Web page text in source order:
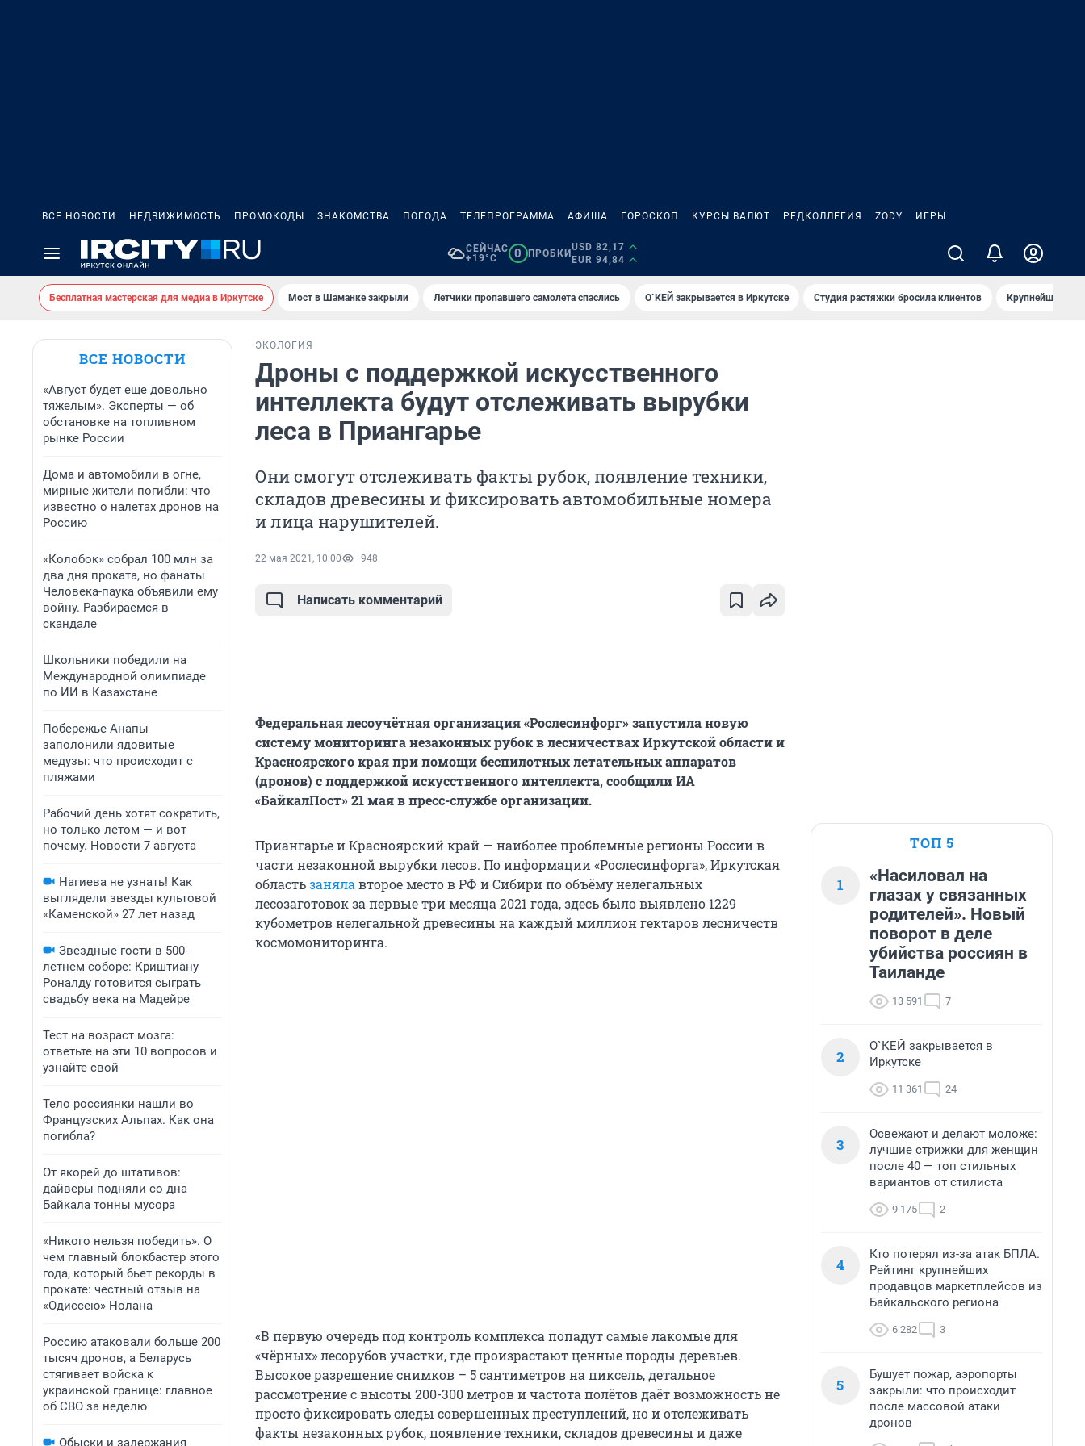
ВСЕ НОВОСТИ НЕДВИЖИМОСТЬ ПРОМОКОДЫ ЗНАКОМСТВА ПОГОДА ТЕЛЕПРОГРАММА АФИША ГОРОСКОП КУРСЫ ВАЛЮТ РЕДКОЛЛЕГИЯ ZODY ИГРЫ
СЕЙЧАС
+19°C
0 ПРОБКИ
USD 82,17
EUR 94,84
Бесплатная мастерская для медиа в Иркутске Мост в Шаманке закрыли Летчики пропавшего самолета спаслись О`КЕЙ закрывается в Иркутске Студия растяжки бросила клиентов Крупнейшие
ВСЕ НОВОСТИ
«Август будет еще довольно
тяжелым». Эксперты — об
обстановке на топливном
рынке России
Дома и автомобили в огне,
мирные жители погибли: что
известно о налетах дронов на
Россию
«Колобок» собрал 100 млн за
два дня проката, но фанаты
Человека-паука объявили ему
войну. Разбираемся в
скандале
Школьники победили на
Международной олимпиаде
по ИИ в Казахстане
Побережье Анапы
заполонили ядовитые
медузы: что происходит с
пляжами
Рабочий день хотят сократить,
но только летом — и вот
почему. Новости 7 августа
Нагиева не узнать! Как
выглядели звезды культовой
«Каменской» 27 лет назад
Звездные гости в 500-
летнем соборе: Криштиану
Роналду готовится сыграть
свадьбу века на Мадейре
Тест на возраст мозга:
ответьте на эти 10 вопросов и
узнайте свой
Тело россиянки нашли во
Французских Альпах. Как она
погибла?
От якорей до штативов:
дайверы подняли со дна
Байкала тонны мусора
«Никого нельзя победить». О
чем главный блокбастер этого
года, который бьет рекорды в
прокате: честный отзыв на
«Одиссею» Нолана
Россию атаковали больше 200
тысяч дронов, а Беларусь
стягивает войска к
украинской границе: главное
об СВО за неделю
Обыски и задержания
ЭКОЛОГИЯ
Дроны с поддержкой искусственного
интеллекта будут отслеживать вырубки
леса в Приангарье
Они смогут отслеживать факты рубок, появление техники,
складов древесины и фиксировать автомобильные номера
и лица нарушителей.
22 мая 2021, 10:00 948
Написать комментарий
Федеральная лесоучётная организация «Рослесинфорг» запустила новую
систему мониторинга незаконных рубок в лесничествах Иркутской области и
Красноярского края при помощи беспилотных летательных аппаратов
(дронов) с поддержкой искусственного интеллекта, сообщили ИА
«БайкалПост» 21 мая в пресс-службе организации.
Приангарье и Красноярский край — наиболее проблемные регионы России в
части незаконной вырубки лесов. По информации «Рослесинфорга», Иркутская
областьзаняла второе место в РФ и Сибири по объёму нелегальных
лесозаготовок за первые три месяца 2021 года, здесь было выявлено 1229
кубометров нелегальной древесины на каждый миллион гектаров лесничеств
космомониторинга.
«В первую очередь под контроль комплекса попадут самые лакомые для
«чёрных» лесорубов участки, где произрастают ценные породы деревьев.
Высокое разрешение снимков – 5 сантиметров на пиксель, детальное
рассмотрение с высоты 200-300 метров и частота полётов даёт возможность не
просто фиксировать следы совершенных преступлений, но и отслеживать
факты незаконных рубок, появление техники, складов древесины и даже
ТОП 5
1
«Насиловал на
глазах у связанных
родителей». Новый
поворот в деле
убийства россиян в
Таиланде
13 591 7
2
О`КЕЙ закрывается в
Иркутске
11 361 24
3
Освежают и делают моложе:
лучшие стрижки для женщин
после 40 — топ стильных
вариантов от стилиста
9 175 2
4
Кто потерял из-за атак БПЛА.
Рейтинг крупнейших
продавцов маркетплейсов из
Байкальского региона
6 282 3
5
Бушует пожар, аэропорты
закрыли: что происходит
после массовой атаки
дронов